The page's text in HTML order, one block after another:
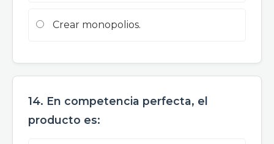
Crear monopolios.
14. En competencia perfecta, el
producto es: